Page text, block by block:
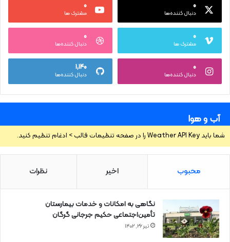
۰
دنبال کننده‌ها
۰
مشترک ها
۰
مشترک ها
۰
دنبال کننده‌ها
۰
دنبال کننده‌ها
۱,۱۴۰
دنبال کننده‌ها
آب و هوا
شما باید Weather API Key را در صفحه تنظیمات قالب > ادغام تنظیم کنید.
محبوب اخیر نظرات
نگاهی به امکانات و خدمات بیمارستان
تأمین‌اجتماعی حکیم جرجانی گرگان
تیر ۲۶, ۱۴۰۲